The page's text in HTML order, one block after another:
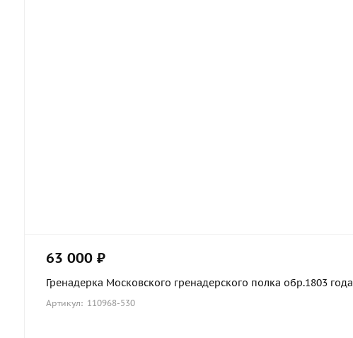
63 000 ₽
Гренадерка Московского гренадерского полка обр.1803
Артикул: 110968-530